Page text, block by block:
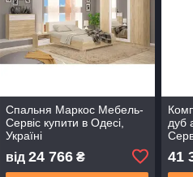
Спальня Маркос Мебель-
Сервіс купити в Одесі,
Україні
від 24 766₴
дуб
41